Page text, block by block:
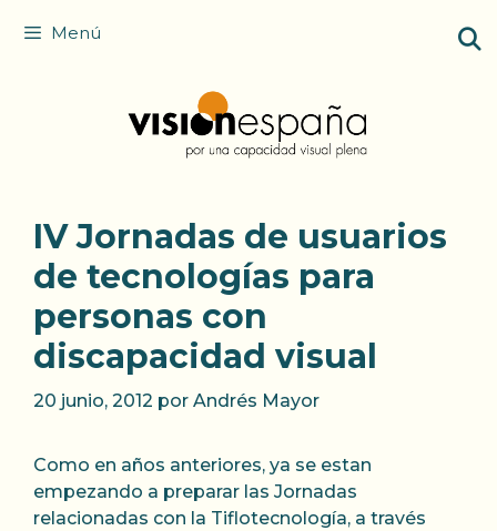
Menú
IV Jornadas de usuarios
de tecnologí­as para
personas con
discapacidad visual
20 junio, 2012 por Andrés Mayor
Como en años anteriores, ya se estan
empezando a preparar las Jornadas
relacionadas con la Tiflotecnologí­a, a través